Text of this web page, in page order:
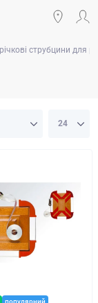
струбцини для
популярний